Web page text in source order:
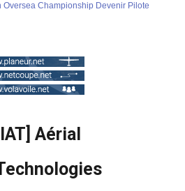
Oversea Championship Devenir Pilote
Aérial